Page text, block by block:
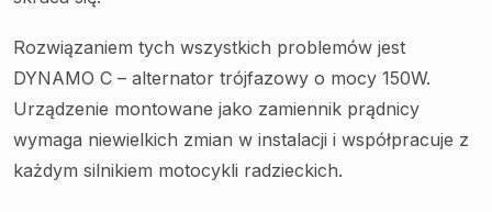
Rozwiązaniem tych wszystkich problemów jest
DYNAMO C – alternator trójfazowy o mocy 150W.
Urządzenie montowane jako zamiennik prądnicy
wymaga niewielkich zmian w instalacji i współpracuje z
każdym silnikiem motocykli radzieckich.